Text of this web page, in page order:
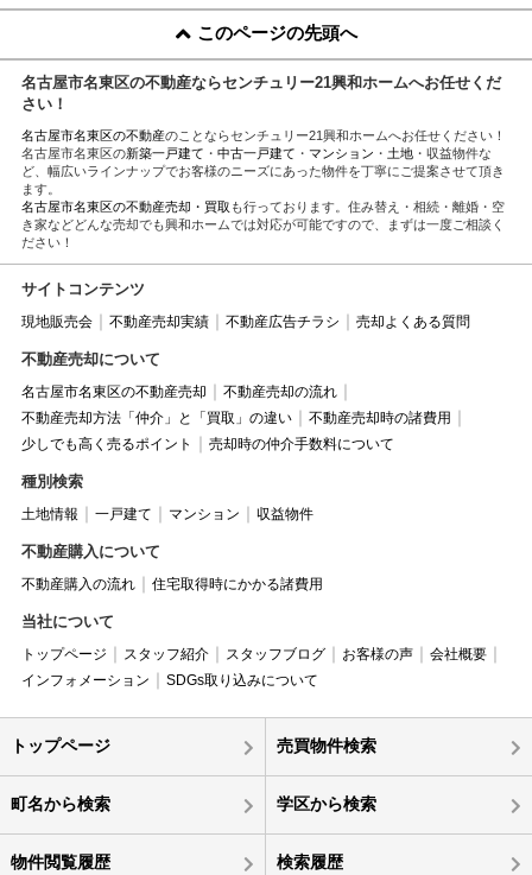
このページの先頭へ
名古屋市名東区の不動産ならセンチュリー21興和ホームへお任せくだ
さい！
名古屋市名東区の不動産のことならセンチュリー21興和ホームへお任せください！
名古屋市名東区の新築一戸建て ・ 中古一戸建て ・ マンション ・ 土地・収益物件な
ど、幅広いラインナップでお客様のニーズにあった物件を丁寧にご提案させて頂き
ます。
名古屋市名東区の不動産売却・買取 も行っております。住み替え・相続・離婚・空
き家などどんな売却でも興和ホームでは対応が可能ですので、まずは一度ご相談く
ださい！
サイトコンテンツ
現地販売会 不動産売却実績 不動産広告チラシ 売却よくある質問
不動産売却について
名古屋市名東区の不動産売却
不動産売却の流れ
不動産売却方法「仲介」と「買取」の違い
不動産売却時の諸費用
少しでも高く売るポイント
売却時の仲介手数料について
種別検索
土地情報 一戸建て マンション 収益物件
不動産購入について
不動産購入の流れ 住宅取得時にかかる諸費用
当社について
トップページ スタッフ紹介 スタッフブログ お客様の声
会社概要
インフォメーション
SDGs取り込みについて
トップページ 売買物件検索
町名から検索 学区から検索
物件閲覧履歴 検索履歴